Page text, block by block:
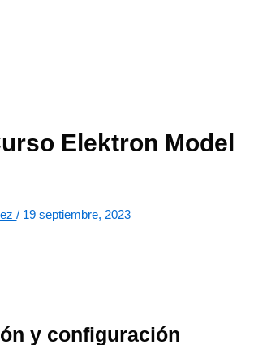
Elektron Model
/ 19 septiembre, 2023
y configuración